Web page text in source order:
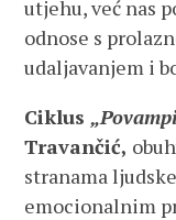
utjehu, već nas
odnose s
udaljavanjem i
Ciklus
Travančić,
stranama
emocionalnim